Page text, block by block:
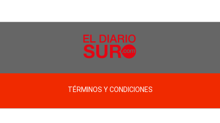
TÉRMINOS Y CONDICIONES